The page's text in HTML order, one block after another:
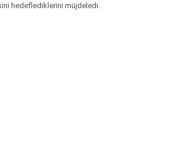
hedeflediklerini müjdeledi.